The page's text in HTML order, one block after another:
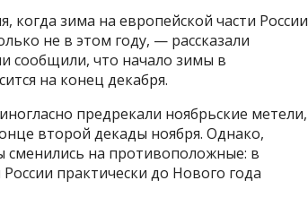
когда зима на европейской части России
не в этом году, — рассказали
сообщили, что начало зимы в
на конец декабря.
предрекали ноябрьские метели,
второй декады ноября. Однако,
сменились на противоположные: в
практически до Нового года